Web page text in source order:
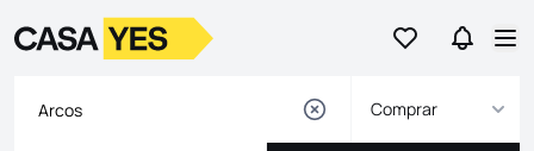
Ir para osIr para
LogoIr para a homepage
Comprar